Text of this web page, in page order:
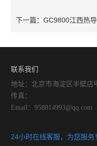
下一篇：GC9800江西热
联系我们
地址：北京市海淀区半壁店
传真：
Email：958814993@qq.com
24小时在线客服，为您服务